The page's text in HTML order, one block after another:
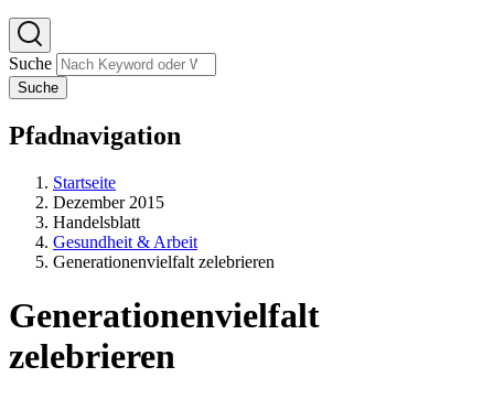
Suche
Suche
Pfadnavigation
Startseite
Dezember 2015
Handelsblatt
Gesundheit & Arbeit
Generationenvielfalt zelebrieren
Generationenvielfalt
zelebrieren